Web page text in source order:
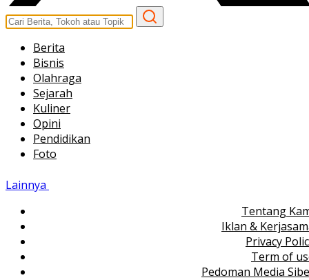
Berita
Bisnis
Olahraga
Sejarah
Kuliner
Opini
Pendidikan
Foto
Lainnya
Tentang
Iklan &
Privacy
Term of
Pedoman Media